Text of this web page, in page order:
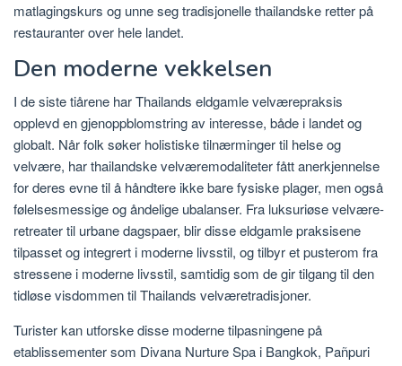
matlagingskurs og unne seg tradisjonelle thailandske retter på
restauranter over hele landet.
Den moderne vekkelsen
I de siste tiårene har Thailands eldgamle velværepraksis
opplevd en gjenoppblomstring av interesse, både i landet og
globalt. Når folk søker holistiske tilnærminger til helse og
velvære, har thailandske velværemodaliteter fått anerkjennelse
for deres evne til å håndtere ikke bare fysiske plager, men også
følelsesmessige og åndelige ubalanser. Fra luksuriøse velvære-
retreater til urbane dagspaer, blir disse eldgamle praksisene
tilpasset og integrert i moderne livsstil, og tilbyr et pusterom fra
stressene i moderne livsstil, samtidig som de gir tilgang til den
tidløse visdommen til Thailands velværetradisjoner.
Turister kan utforske disse moderne tilpasningene på
etablissementer som Divana Nurture Spa i Bangkok, Pañpuri